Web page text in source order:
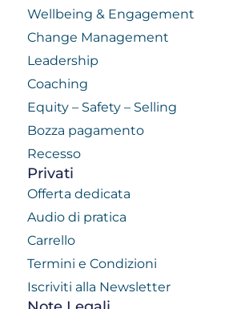
Wellbeing & Engagement
Change Management
Leadership
Coaching
Equity – Safety – Selling
Bozza pagamento
Recesso
Privati
Offerta dedicata
Audio di pratica
Carrello
Termini e Condizioni
Iscriviti alla Newsletter